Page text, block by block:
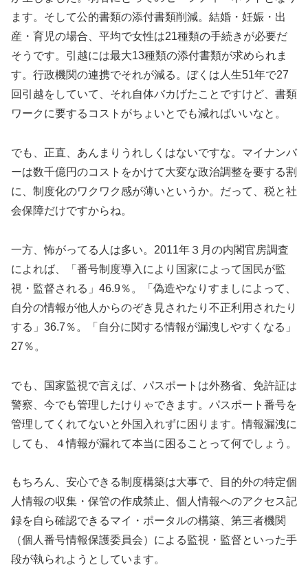
ます。そして公的書類の添付書類削減。結婚・妊娠・出
産・育児の場合、平均で女性は21種類の手続きが必要だ
そうです。引越には最大13種類の添付書類が求められま
す。行政機関の連携でそれが減る。ぼくは人生51年で27
回引越をしていて、それ自体バカげたことですけど、書類
ワークに要するコストがちょいとでも減ればいいなと。
でも、正直、あんまりうれしくはないですな。マイナンバ
ーは数千億円のコストをかけて大変な政治調整を要する割
に、制度化のワクワク感が薄いというか。だって、税と社
会保障だけですからね。
一方、怖がってる人は多い。2011年３月の内閣官房調査
によれば、「番号制度導入により国家によって国民が監
視・監督される」46.9％。「偽造やなりすましによって、
自分の情報が他人からのぞき見されたり不正利用されたり
する」36.7％。「自分に関する情報が漏洩しやすくなる」
27％。
でも、国家監視で言えば、パスポートは外務省、免許証は
警察、今でも管理したけりゃできます。パスポート番号を
管理してくれてないと外国入れずに困ります。情報漏洩に
しても、４情報が漏れて本当に困ることって何でしょう。
もちろん、安心できる制度構築は大事で、目的外の特定個
人情報の収集・保管の作成禁止、個人情報へのアクセス記
録を自ら確認できるマイ・ポータルの構築、第三者機関
（個人番号情報保護委員会）による監視・監督といった手
段が執られようとしています。